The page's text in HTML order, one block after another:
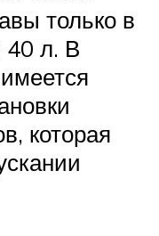
только в
л. В
которая